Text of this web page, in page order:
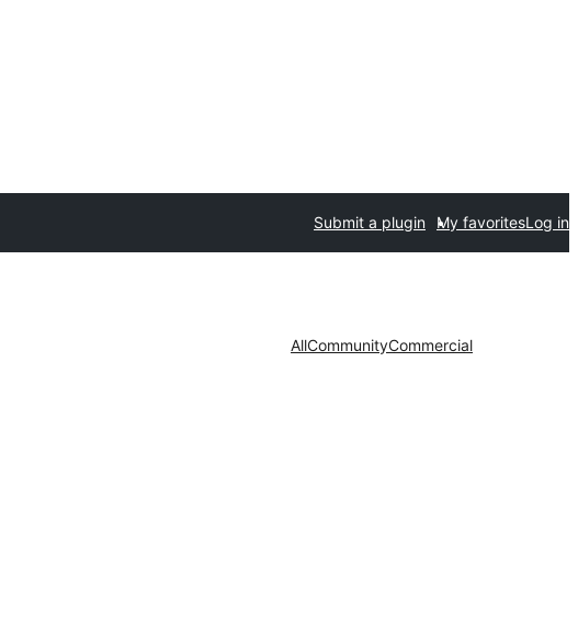
Submit a plugin My favoritesLog in
AllCommunityCommercial